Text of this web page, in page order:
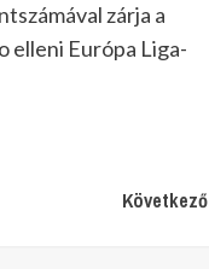
zárja a
elleni Európa Liga-
Következő